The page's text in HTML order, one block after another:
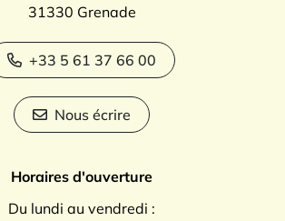
31330 Grenade
+33 5 61 37 66 00
Nous écrire
Horaires d'ouverture
Du lundi au vendredi :